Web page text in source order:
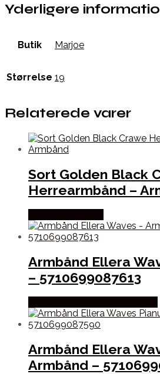
Yderligere
Butik Marjoe
Størrelse 19
Relaterede varer
Sort Golden Black
Herrearmbånd –
Armbånd Ellera
– 5710699087613
Armbånd Ellera
Armbånd –